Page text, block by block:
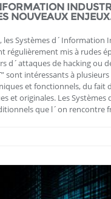
NOUVEAUX
les Systèmes d´Information
régulièrement mis à rudes
d´attaques de hacking ou
sont intéressants à
et fonctionnels, du fait
et originales. Les Systèmes
que l´on rencontre